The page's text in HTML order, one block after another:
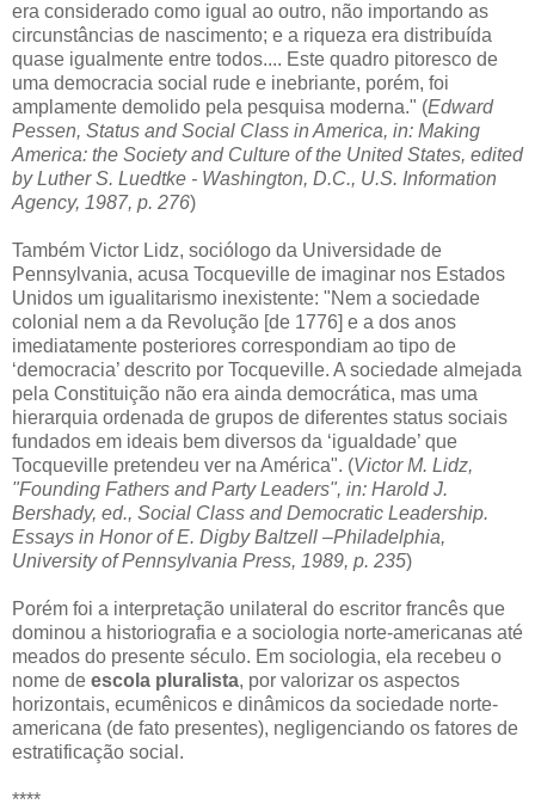
era considerado como igual ao outro, não importando as
circunstâncias de nascimento; e a riqueza era distribuída
quase igualmente entre todos.... Este quadro pitoresco de
uma democracia social rude e inebriante, porém, foi
amplamente demolido pela pesquisa moderna." (Edward
Pessen, Status and Social Class in America, in: Making
America: the Society and Culture of the United States, edited
by Luther S. Luedtke - Washington, D.C., U.S. Information
Agency, 1987, p. 276)
Também Victor Lidz, sociólogo da Universidade de
Pennsylvania, acusa Tocqueville de imaginar nos Estados
Unidos um igualitarismo inexistente: "Nem a sociedade
colonial nem a da Revolução [de 1776] e a dos anos
imediatamente posteriores correspondiam ao tipo de
‘democracia’ descrito por Tocqueville. A sociedade almejada
pela Constituição não era ainda democrática, mas uma
hierarquia ordenada de grupos de diferentes status sociais
fundados em ideais bem diversos da ‘igualdade’ que
Tocqueville pretendeu ver na América". (Victor M. Lidz,
"Founding Fathers and Party Leaders", in: Harold J.
Bershady, ed., Social Class and Democratic Leadership.
Essays in Honor of E. Digby Baltzell –Philadelphia,
University of Pennsylvania Press, 1989, p. 235)
Porém foi a interpretação unilateral do escritor francês que
dominou a historiografia e a sociologia norte-americanas até
meados do presente século. Em sociologia, ela recebeu o
nome de escola pluralista, por valorizar os aspectos
horizontais, ecumênicos e dinâmicos da sociedade norte-
americana (de fato presentes), negligenciando os fatores de
estratificação social.
****